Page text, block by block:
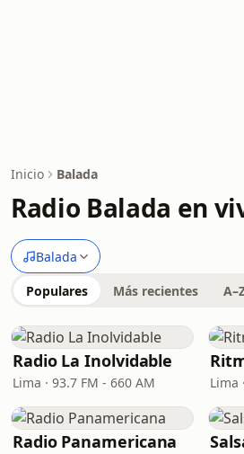
Inicio Balada
Radio Balada en
Balada
Populares Más recientes
Radio La Inolvidable
Lima · 93.7 FM - 660 AM Lima
Radio Panamericana